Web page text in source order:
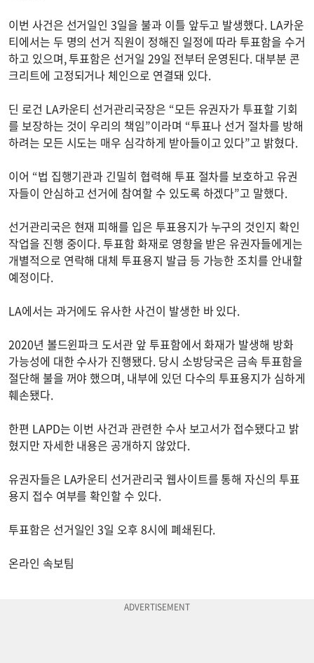
이번 사건은 선거일인 3일을 불과 이틀 앞두고 발생했다. LA카운
티에서는 두 명의 선거 직원이 정해진 일정에 따라 투표함을 수거
하고 있으며, 투표함은 선거일 29일 전부터 운영된다. 대부분 콘
크리트에 고정되거나 체인으로 연결돼 있다.
딘 로건 LA카운티 선거관리국장은 “모든 유권자가 투표할 기회
를 보장하는 것이 우리의 책임”이라며 “투표나 선거 절차를 방해
하려는 모든 시도는 매우 심각하게 받아들이고 있다”고 밝혔다.
이어 “법 집행기관과 긴밀히 협력해 투표 절차를 보호하고 유권
자들이 안심하고 선거에 참여할 수 있도록 하겠다”고 말했다.
선거관리국은 현재 피해를 입은 투표용지가 누구의 것인지 확인
작업을 진행 중이다. 투표함 화재로 영향을 받은 유권자들에게는
개별적으로 연락해 대체 투표용지 발급 등 가능한 조치를 안내할
예정이다.
LA에서는 과거에도 유사한 사건이 발생한 바 있다.
2020년 볼드윈파크 도서관 앞 투표함에서 화재가 발생해 방화
가능성에 대한 수사가 진행됐다. 당시 소방당국은 금속 투표함을
절단해 불을 꺼야 했으며, 내부에 있던 다수의 투표용지가 심하게
훼손됐다.
한편 LAPD는 이번 사건과 관련한 수사 보고서가 접수됐다고 밝
혔지만 자세한 내용은 공개하지 않았다.
유권자들은 LA카운티 선거관리국 웹사이트를 통해 자신의 투표
용지 접수 여부를 확인할 수 있다.
투표함은 선거일인 3일 오후 8시에 폐쇄된다.
온라인 속보팀